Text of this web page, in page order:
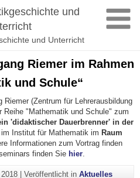
und
und Unterricht
Riemer im Rahmen
und Schule“
(Zentrum für Lehrerausbildung
Reihe "Mathematik und Schule" zum
'didaktischer Dauerbrenner' in der
im Institut für Mathematik im Raum
Informationen zum Vortrag finden
finden Sie hier
| Veröffentlicht in Aktuelles